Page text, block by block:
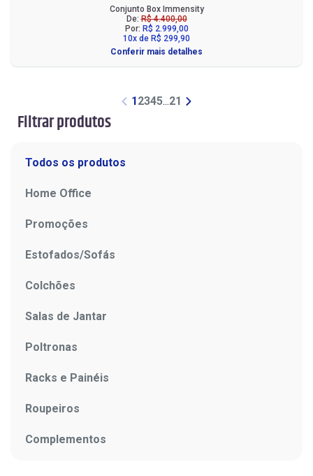
Filtrar produtos
Todos os produtos
Home Office
Promoções
Estofados/Sofás
Colchões
Salas de Jantar
Poltronas
Racks e Painéis
Roupeiros
Complementos
Conjunto Box Immensity
De:R$ 4.400,00
Por: R$ 2.999,00
10x de R$ 299,90
Conferir mais detalhes
1 2345...21